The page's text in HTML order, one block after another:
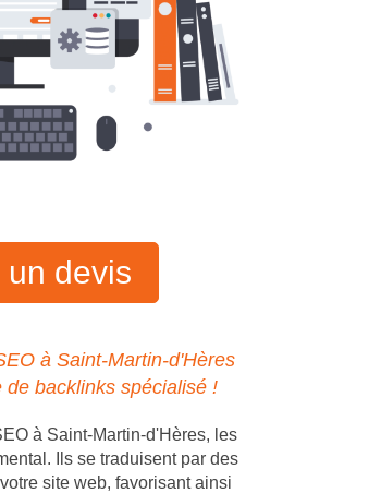
un devis
à Saint-Martin-d'Hères
backlinks spécialisé !
à Saint-Martin-d'Hères, les
Ils se traduisent par des
site web, favorisant ainsi